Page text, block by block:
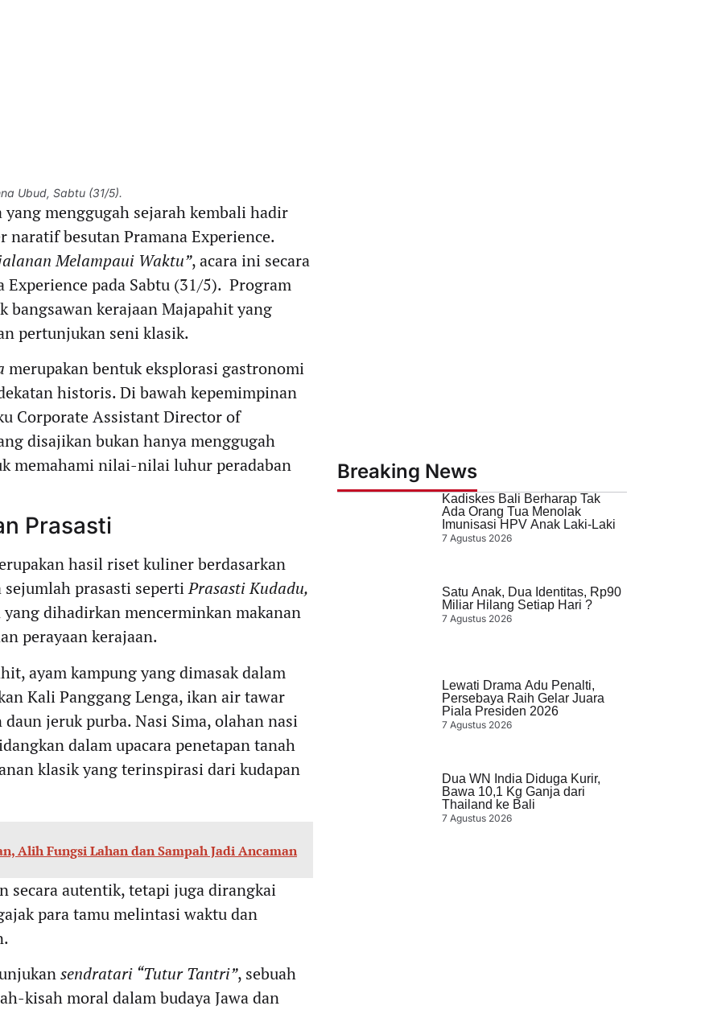
Ubud, Sabtu (31/5).
yang menggugah sejarah kembali hadir
naratif besutan Pramana Experience.
Melampaui Waktu”, acara ini secara
pada Sabtu (31/5). Program
bangsawan kerajaan Majapahit yang
pertunjukan seni klasik.
merupakan bentuk eksplorasi gastronomi
historis. Di bawah kepemimpinan
Corporate Assistant Director of
disajikan bukan hanya menggugah
memahami nilai-nilai luhur peradaban
Prasasti
hasil riset kuliner berdasarkan
sejumlah prasasti sepertiPrasasti Kudadu,
dihadirkan mencerminkan makanan
perayaan kerajaan.
ayam kampung yang dimasak dalam
Kali Panggang Lenga, ikan air tawar
jeruk purba. Nasi Sima, olahan nasi
dalam upacara penetapan tanah
klasik yang terinspirasi dari kudapan
Alih Fungsi Lahan dan Sampah Jadi Ancaman
autentik, tetapi juga dirangkai
para tamu melintasi waktu dan
sendratari “Tutur Tantri”, sebuah
kisah moral dalam budaya Jawa dan
Breaking News
Kadiskes Bali Berharap Tak
Ada Orang Tua Menolak
Imunisasi HPV Anak Laki-Laki
7 Agustus 2026
Satu Anak, Dua Identitas, Rp90
Miliar Hilang Setiap Hari ?
7 Agustus 2026
Lewati Drama Adu Penalti,
Persebaya Raih Gelar Juara
Piala Presiden 2026
7 Agustus 2026
Dua WN India Diduga Kurir,
Bawa 10,1 Kg Ganja dari
Thailand ke Bali
7 Agustus 2026